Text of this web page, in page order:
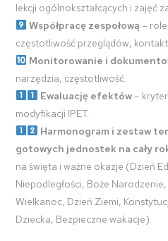
lekcji ogólnokształcących i zajęć
Współpracę zespołową –
częstotliwość przeglądów,
Monitorowanie i
narzędzia, częstotliwość.
Ewaluację efektów –
modyfikacji IPET.
Harmonogram i zestaw
gotowych jednostek na cały
na święta i ważne okazje (Dzień
Niepodległości, Boże
Wielkanoc, Dzień Ziemi,
Dziecka, Bezpieczne wakacje).